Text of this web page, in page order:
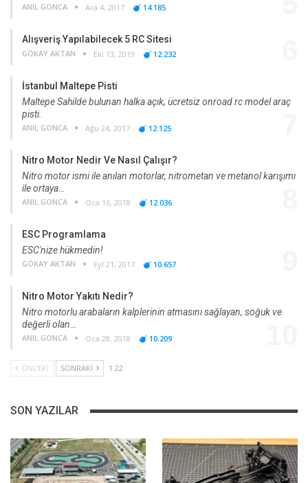
ANIL GONCA Ara 4, 2017 14.185
Alışveriş Yapılabilecek 5 RC Sitesi
GÖKAY AKTAN Eki 13, 2019 12.232
İstanbul Maltepe Pisti
Maltepe Sahilde bulunan halka açık, ücretsiz onroad rc model araç
pisti.
ANIL GONCA Ağu 24, 2017 12.125
Nitro Motor Nedir Ve Nasıl Çalışır?
Nitro motor ismi ile anılan motorlar, nitrometan ve metanol karışımı
ile ortaya…
ANIL GONCA Oca 16, 2018 12.036
ESC Programlama
ESC'nize hükmedin!
GÖKAY AKTAN Eyl 21, 2017 10.657
Nitro Motor Yakıtı Nedir?
Nitro motorlu arabaların kalplerinin atmasını sağlayan, soğuk ve
değerli olan…
ANIL GONCA Oca 28, 2018 10.209
ÖNCEKI SONRAKI 1 22
SON YAZILAR